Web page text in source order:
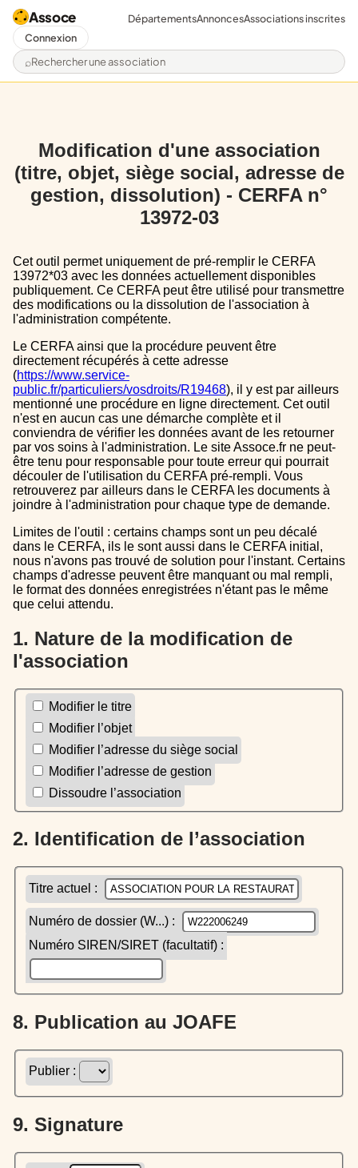
Assoce
Rechercher une association
DépartementsAnnoncesAssociations inscrites
Connexion
Modification d'une association
(titre, objet, siège social, adresse de
gestion, dissolution) - CERFA n°
13972-03
Cet outil permet uniquement de pré-remplir le CERFA
13972*03 avec les données actuellement disponibles
publiquement. Ce CERFA peut être utilisé pour transmettre
des modifications ou la dissolution de l'association à
l'administration compétente.
Le CERFA ainsi que la procédure peuvent être
directement récupérés à cette adresse
(https://www.service-
public.fr/particuliers/vosdroits/R19468), il y est par ailleurs
mentionné une procédure en ligne directement. Cet outil
n'est en aucun cas une démarche complète et il
conviendra de vérifier les données avant de les retourner
par vos soins à l'administration. Le site Assoce.fr ne peut-
être tenu pour responsable pour toute erreur qui pourrait
découler de l'utilisation du CERFA pré-rempli. Vous
retrouverez par ailleurs dans le CERFA les documents à
joindre à l'administration pour chaque type de demande.
Limites de l'outil : certains champs sont un peu décalé
dans le CERFA, ils le sont aussi dans le CERFA initial,
nous n'avons pas trouvé de solution pour l'instant. Certains
champs d'adresse peuvent être manquant ou mal rempli,
le format des données enregistrées n'étant pas le même
que celui attendu.
1. Nature de la modification de
l'association
Modifier le titre
Modifier l’objet
Modifier l’adresse du siège social
Modifier l’adresse de gestion
Dissoudre l’association
2. Identification de l’association
Titre actuel :
Numéro de dossier (W...) :
Numéro SIREN/SIRET (facultatif) :
8. Publication au JOAFE
Publier :
9. Signature